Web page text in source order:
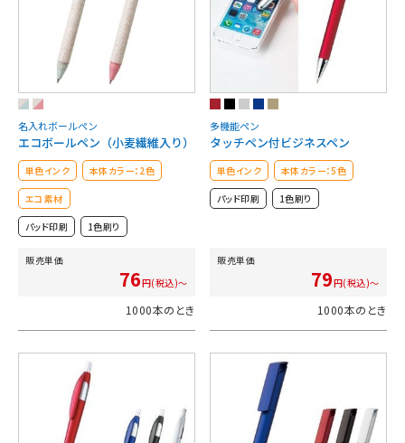
名入れボールペン
エコボールペン（小麦繊維入り）
単色インク 本体カラー：2色
エコ素材
パッド印刷 1色刷り
販売単価
76円(税込)～
1000本のとき
多機能ペン
タッチペン付ビジネスペン
単色インク 本体カラー：5色
パッド印刷 1色刷り
販売単価
79円(税込)～
1000本のとき